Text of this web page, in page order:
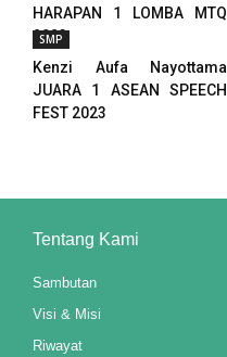
HARAPAN 1 LOMBA MTQ
2023
SMP
Kenzi Aufa Nayottama
JUARA 1 ASEAN SPEECH
FEST 2023
Tentang Kami
Sambutan
Visi & Misi
Riwayat